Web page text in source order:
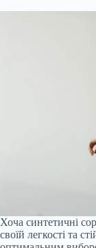
Хоча синтетичні
своїй легкості та